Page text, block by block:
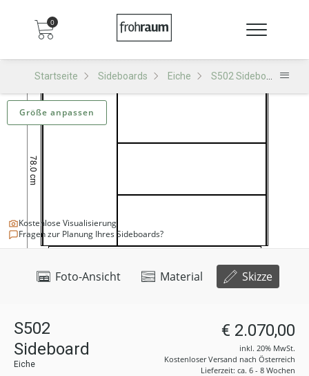
0
Startseite Sideboards Eiche S502 Sideboard
Foto-Ansicht Material Skizze
Kostenlose Visualisierung
Fragen zur Planung Ihres Sideboards?
Größe anpassen
S502
Sideboard
Eiche
€ 2.070,00
inkl. 20% MwSt.
Kostenloser Versand nach Österreich
Lieferzeit: ca. 6 - 8 Wochen